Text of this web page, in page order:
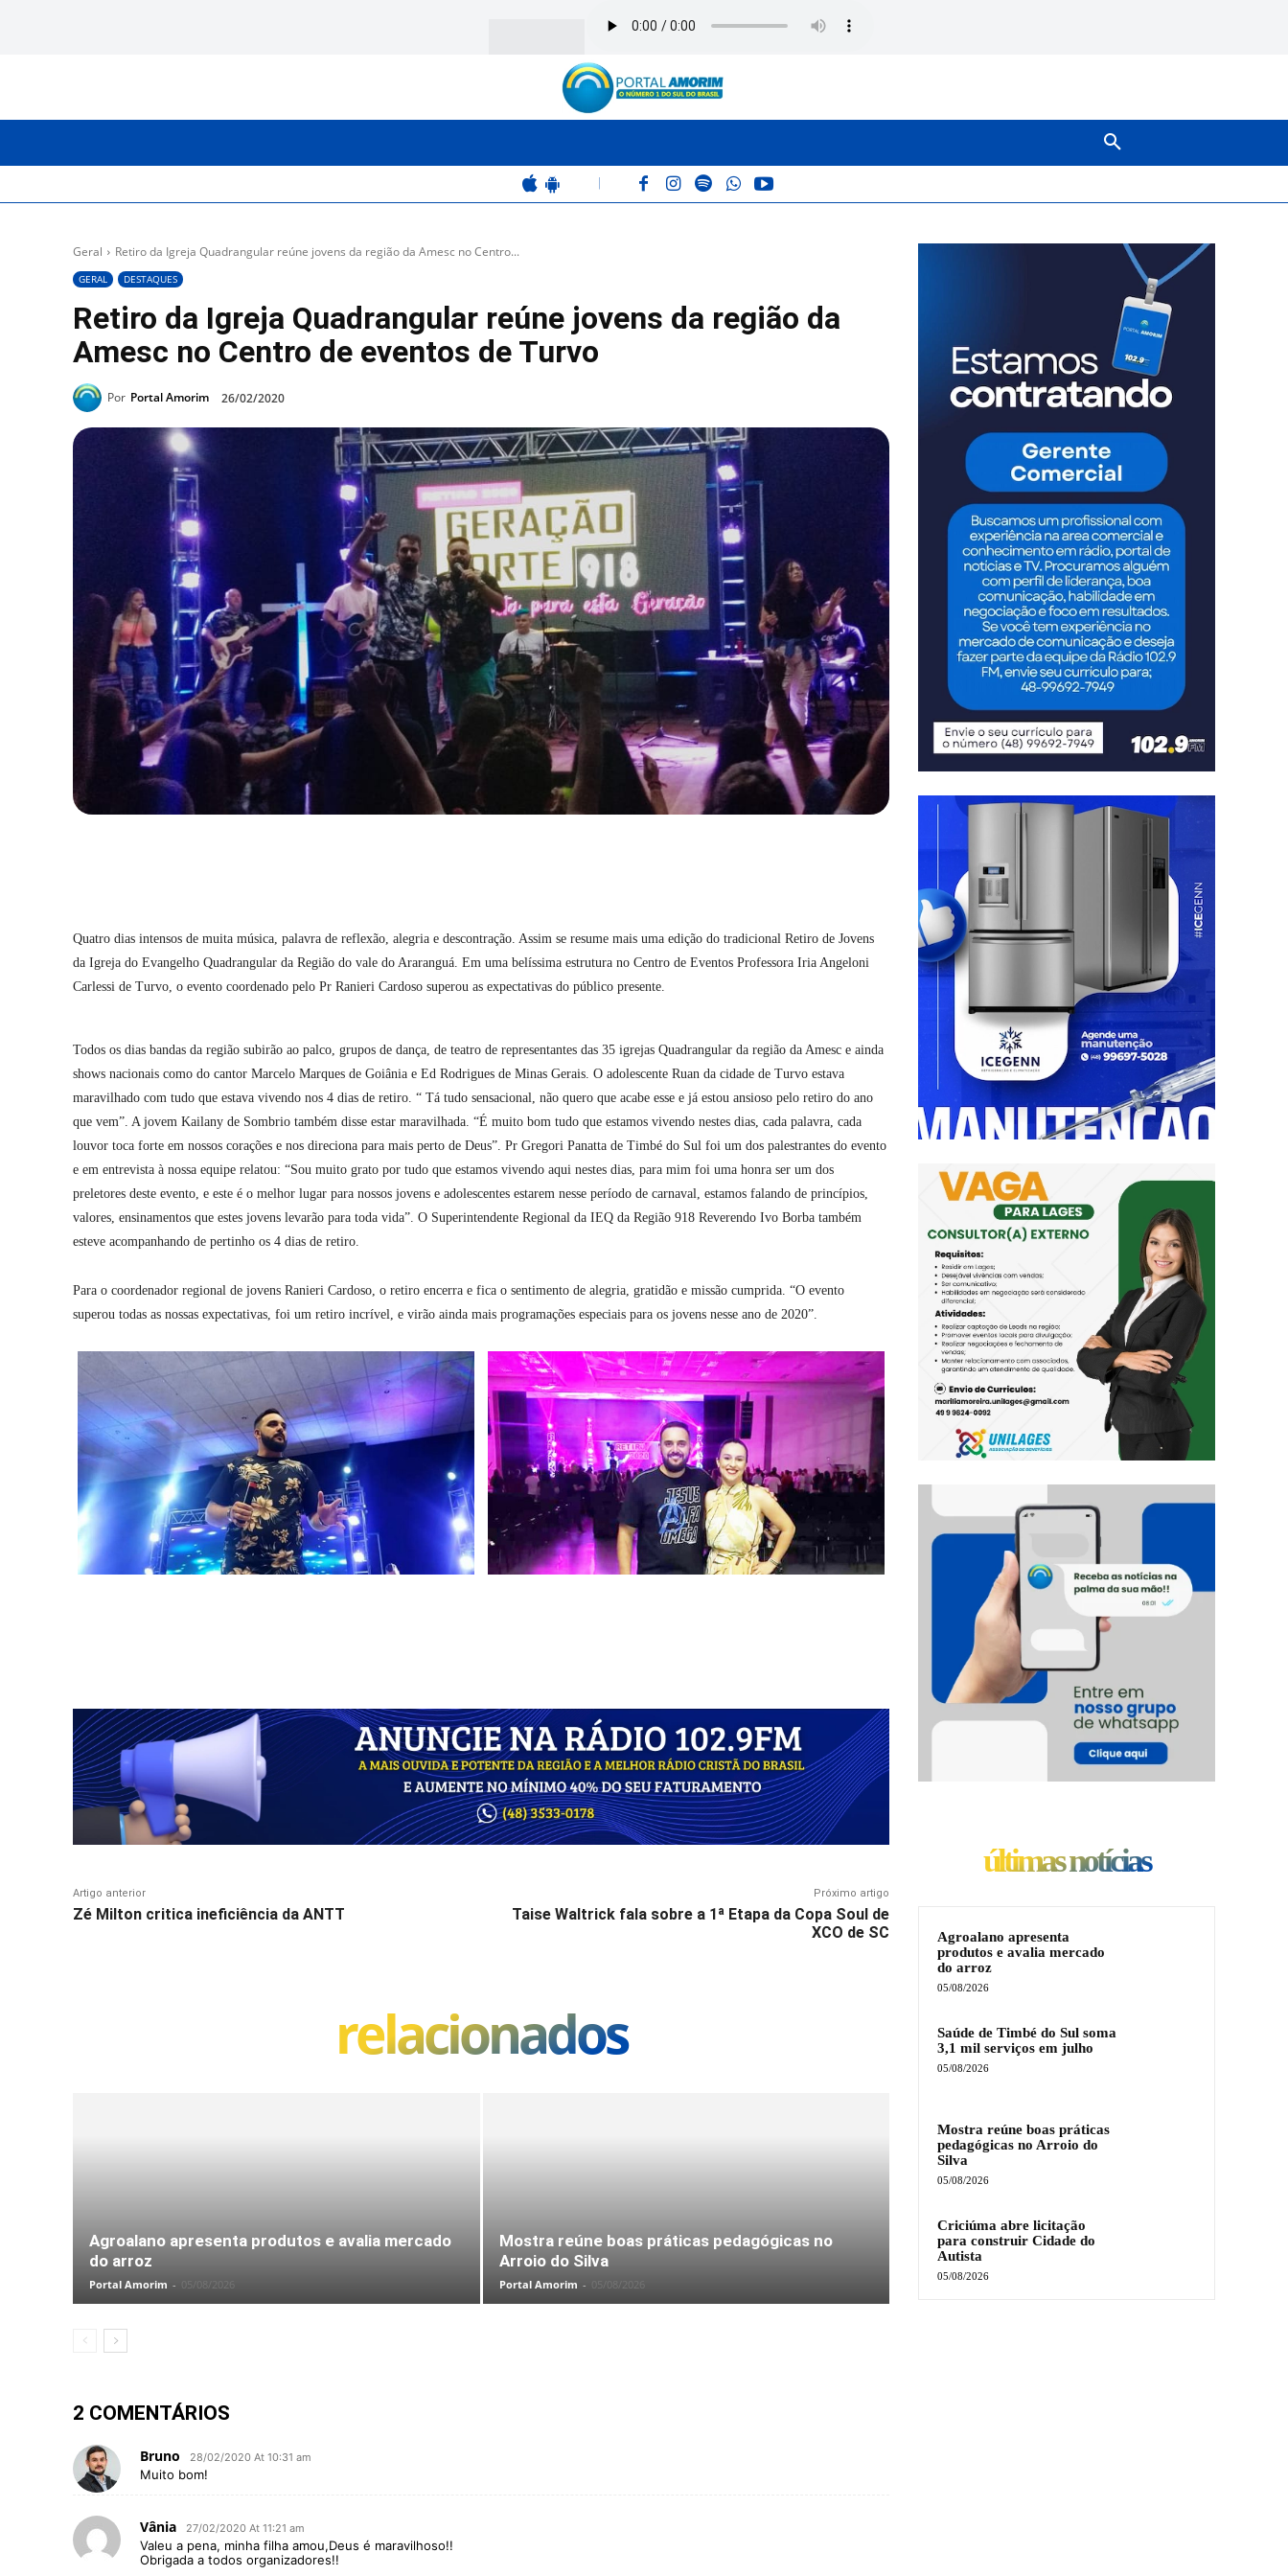
Geral Retiro da Igreja Quadrangular reúne jovens da região da Amesc no Centro...
GERAL DESTAQUES
Retiro da Igreja Quadrangular reúne jovens da região da
Amesc no Centro de eventos de Turvo
Por Portal Amorim 26/02/2020
Quatro dias intensos de muita música, palavra de reflexão, alegria e descontração. Assim se resume mais uma edição do tradicional Retiro de Jovens
da Igreja do Evangelho Quadrangular da Região do vale do Araranguá. Em uma belíssima estrutura no Centro de Eventos Professora Iria Angeloni
Carlessi de Turvo, o evento coordenado pelo Pr Ranieri Cardoso superou as expectativas do público presente.
Todos os dias bandas da região subirão ao palco, grupos de dança, de teatro de representantes das 35 igrejas Quadrangular da região da Amesc e ainda
shows nacionais como do cantor Marcelo Marques de Goiânia e Ed Rodrigues de Minas Gerais. O adolescente Ruan da cidade de Turvo estava
maravilhado com tudo que estava vivendo nos 4 dias de retiro. “ Tá tudo sensacional, não quero que acabe esse e já estou ansioso pelo retiro do ano
que vem”. A jovem Kailany de Sombrio também disse estar maravilhada. “É muito bom tudo que estamos vivendo nestes dias, cada palavra, cada
louvor toca forte em nossos corações e nos direciona para mais perto de Deus”. Pr Gregori Panatta de Timbé do Sul foi um dos palestrantes do evento
e em entrevista à nossa equipe relatou: “Sou muito grato por tudo que estamos vivendo aqui nestes dias, para mim foi uma honra ser um dos
preletores deste evento, e este é o melhor lugar para nossos jovens e adolescentes estarem nesse período de carnaval, estamos falando de princípios,
valores, ensinamentos que estes jovens levarão para toda vida”. O Superintendente Regional da IEQ da Região 918 Reverendo Ivo Borba também
esteve acompanhando de pertinho os 4 dias de retiro.
Para o coordenador regional de jovens Ranieri Cardoso, o retiro encerra e fica o sentimento de alegria, gratidão e missão cumprida. “O evento
superou todas as nossas expectativas, foi um retiro incrível, e virão ainda mais programações especiais para os jovens nesse ano de 2020”.
Artigo anterior
Zé Milton critica ineficiência da ANTT
Próximo artigo
Taise Waltrick fala sobre a 1ª Etapa da Copa Soul de
XCO de SC
relacionados
Agroalano apresenta produtos e avalia mercado
do arroz
Portal Amorim - 05/08/2026
Mostra reúne boas práticas pedagógicas no
Arroio do Silva
Portal Amorim - 05/08/2026
2 COMENTÁRIOS
Bruno 28/02/2020 At 10:31 am
Muito bom!
Vânia 27/02/2020 At 11:21 am
Valeu a pena, minha filha amou,Deus é maravilhoso!!
Obrigada a todos organizadores!!
últimas notícias
Agroalano apresenta
produtos e avalia mercado
do arroz
05/08/2026
Saúde de Timbé do Sul soma
3,1 mil serviços em julho
05/08/2026
Mostra reúne boas práticas
pedagógicas no Arroio do
Silva
05/08/2026
Criciúma abre licitação
para construir Cidade do
Autista
05/08/2026